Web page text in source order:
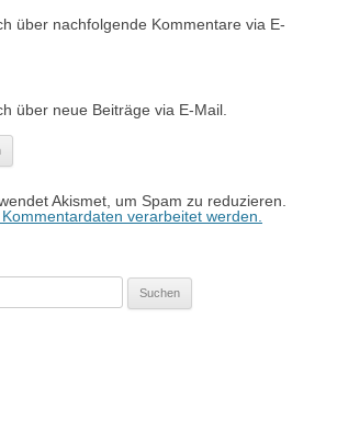
über nachfolgende Kommentare via E-
über neue Beiträge via E-Mail.
Akismet, um Spam zu reduzieren.
verarbeitet werden.